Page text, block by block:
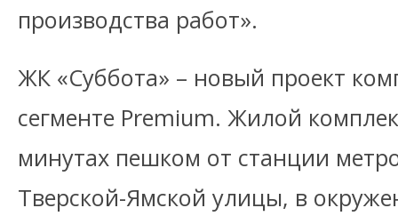
производства работ».
ЖК «Суббота» – новый проект
сегменте Premium. Жилой
минутах пешком от станции
Тверской-Ямской улицы, в